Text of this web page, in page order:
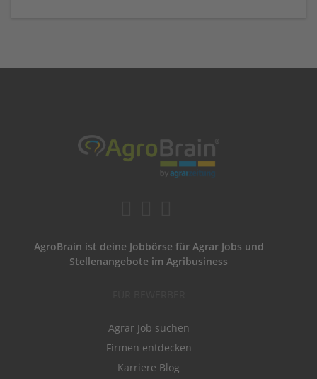
AgroBrain ist deine Jobbörse für Agrar Jobs und
Stellenangebote im Agribusiness
Agrar Job suchen
Firmen entdecken
Karriere Blog